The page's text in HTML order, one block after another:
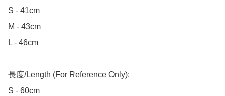
S - 41cm
M - 43cm
L - 46cm
長度/Length (For Reference Only):
S - 60cm